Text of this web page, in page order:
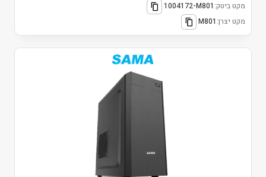
מקט ביטק: 1004172-M801
מקט יצרן: M801